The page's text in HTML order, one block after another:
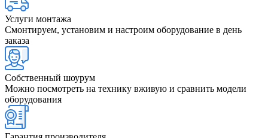
Услуги монтажа
Смонтируем, установим и настроим оборудование в день
заказа
Собственный шоурум
Можно посмотреть на технику вживую и сравнить модели
оборудования